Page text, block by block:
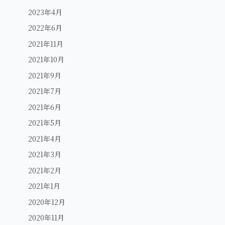
2023年4月
2022年6月
2021年11月
2021年10月
2021年9月
2021年7月
2021年6月
2021年5月
2021年4月
2021年3月
2021年2月
2021年1月
2020年12月
2020年11月